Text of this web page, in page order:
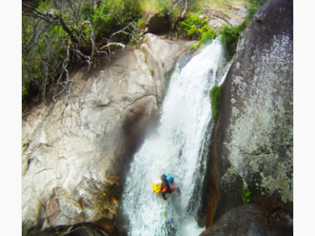
GREDOS. Descenso de Barrancos en el
valle del Jerte.